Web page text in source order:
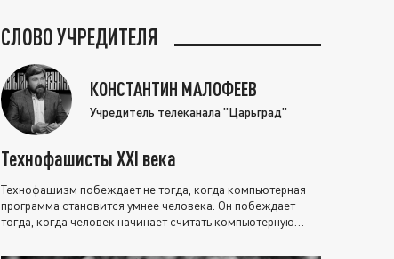
СЛОВО УЧРЕДИТЕЛЯ
КОНСТАНТИН МАЛОФЕЕВ
Учредитель телеканала "Царьград"
Технофашисты XXI века
Технофашизм побеждает не тогда, когда компьютерная
программа становится умнее человека. Он побеждает
тогда, когда человек начинает считать компьютерную